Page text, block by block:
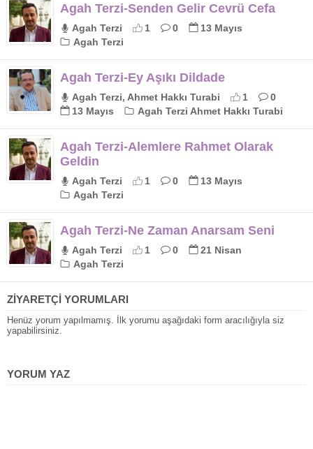
Agah Terzi-Senden Gelir Cevrü Cefa
Agah Terzi 1 0
13 Mayıs
Agah Terzi
Agah Terzi-Ey Aşıkı Dildade
Agah Terzi, Ahmet Hakkı Turabi 1
0
13 Mayıs
Agah Terzi Ahmet Hakkı Turabi
Agah Terzi-Alemlere Rahmet Olarak
Geldin
Agah Terzi 1 0
13 Mayıs
Agah Terzi
Agah Terzi-Ne Zaman Anarsam Seni
Agah Terzi 1 0
21 Nisan
Agah Terzi
ZİYARETÇİ YORUMLARI
Henüz yorum yapılmamış. İlk yorumu aşağıdaki form aracılığıyla siz
yapabilirsiniz.
YORUM YAZ